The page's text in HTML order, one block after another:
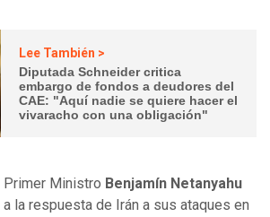
Lee También >
Diputada Schneider critica
embargo de fondos a deudores del
CAE: "Aquí nadie se quiere hacer el
vivaracho con una obligación"
Primer Ministro Benjamín Netanyahu
a la respuesta de Irán a sus ataques en